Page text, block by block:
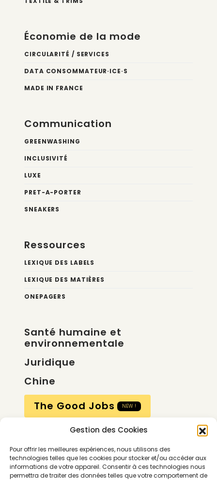
Gestion des Cookies
Pour offrir les meilleures expériences, nous utilisons des
technologies telles que les cookies pour stocker et/ou accéder aux
informations de votre appareil. Consentir à ces technologies nous
permettra de traiter des données telles que votre comportement de
Économie de la mode
CIRCULARITÉ / SERVICES
DATA CONSOMMATEUR·ICE·S
MADE IN FRANCE
Communication
GREENWASHING
INCLUSIVITÉ
LUXE
PRET-A-PORTER
SNEAKERS
Ressources
LEXIQUE DES LABELS
LEXIQUE DES MATIÈRES
ONEPAGERS
Santé humaine et
environnementale
Juridique
Chine
The Good Jobs
NEW !
Compte
Calendrier
Contactez-nous